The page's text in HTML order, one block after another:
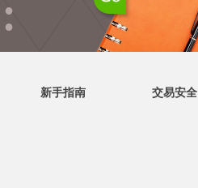
●
●
新手指南 交易安全